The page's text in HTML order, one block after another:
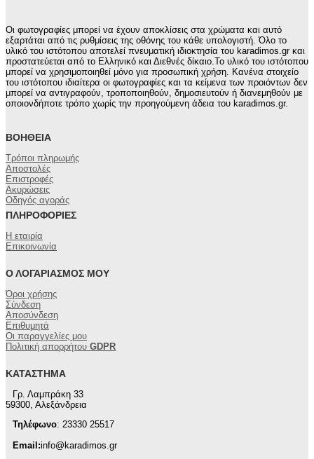
έχει
πολλαπλές
παραλλαγές.
Οι
επιλογές
μπορούν
να
σελίδα
του
προϊόντος
Οι φωτογραφίες μπορεί να έχουν αποκλίσεις στα χρώματα και αυτό
εξαρτάται από τις ρυθμίσεις της οθόνης του κάθε υπολογιστή. Όλο το
υλικό του ιστότοπου αποτελεί πνευματική ιδιοκτησία του karadimos.gr και
προστατεύεται από το Ελληνικό και Διεθνές δίκαιο.Το υλικό του ιστότοπου
μπορεί να χρησιμοποιηθεί μόνο για προσωπική χρήση. Κανένα στοιχείο
του ιστότοπου ιδιαίτερα οι φωτογραφίες και τα κείμενα των προιόντων δεν
μπορεί να αντιγραφούν, τροποποιηθούν, δημοσιευτούν ή διανεμηθούν με
οποιονδήποτε τρόπο χωρίς την προηγούμενη άδεια του karadimos.gr.
ΒΟΉΘΕΙΑ
Τρόποι πληρωμής
Αποστολές
Επιστροφές
Ακυρώσεις
Οδηγός αγοράς
ΠΛΗΡΟΦΟΡΊΕΣ
Η εταιρία
Επικοινωνία
Ο ΛΟΓΑΡΙΑΣΜΌΣ ΜΟΥ
Όροι χρήσης
Σύνδεση
Αποσύνδεση
Επιθυμητά
Οι παραγγελίες μου
Πολιτική απορρήτου GDPR
ΚΑΤΆΣΤΗΜΑ
Γρ. Λαμπράκη 33
59300, Αλεξάνδρεια
Τηλέφωνο: 23330 25517
Email:info@karadimos.gr